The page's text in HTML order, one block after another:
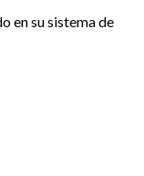
en su sistema de